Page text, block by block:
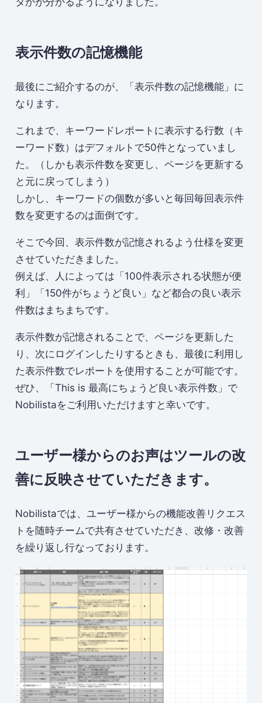
表示件数の記憶機能
最後にご紹介するのが、「表示件数の記憶機能」に
なります。
これまで、キーワードレポートに表示する行数（キ
ーワード数）はデフォルトで50件となっていまし
た。（しかも表示件数を変更し、ページを更新する
と元に戻ってしまう）
しかし、キーワードの個数が多いと毎回毎回表示件
数を変更するのは面倒です。
そこで今回、表示件数が記憶されるよう仕様を変更
させていただきました。
例えば、人によっては「100件表示される状態が便
利」「150件がちょうど良い」など都合の良い表示
件数はまちまちです。
表示件数が記憶されることで、ページを更新した
り、次にログインしたりするときも、最後に利用し
た表示件数でレポートを使用することが可能です。
ぜひ、「This is 最高にちょうど良い表示件数」で
Nobilistaをご利用いただけますと幸いです。
ユーザー様からのお声はツールの改
善に反映させていただきます。
Nobilistaでは、ユーザー様からの機能改善リクエス
トを随時チームで共有させていただき、改修・改善
を繰り返し行なっております。